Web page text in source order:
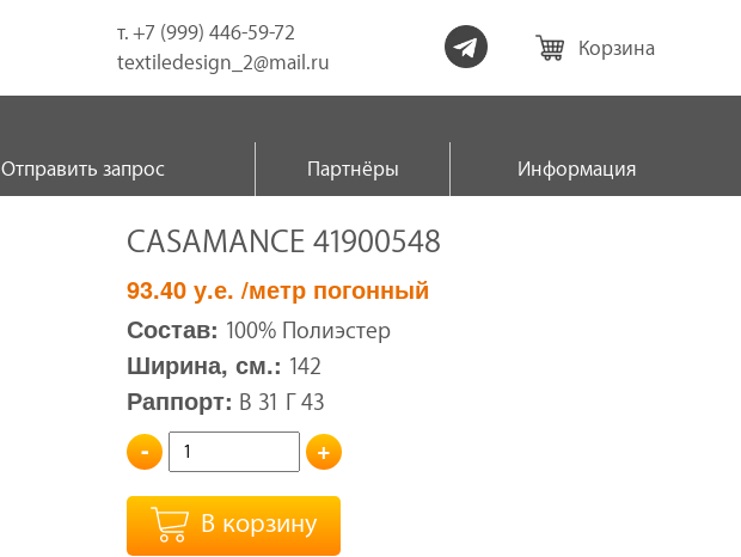
т. +7 (999) 446-59-72
textiledesign_2@mail.ru
Корзина
Отправить запрос Партнёры Информация
CASAMANCE 41900548
93.40 у.е. /метр погонный
Состав: 100% Полиэстер
Ширина, см.: 142
Раппорт: В 31 Г 43
- +
В корзину